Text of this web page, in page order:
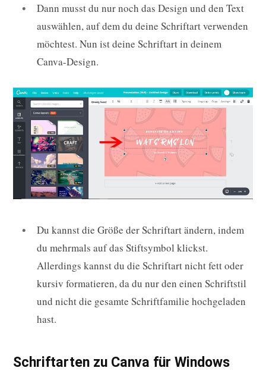
Dann musst du nur noch das Design und den Text
auswählen, auf dem du deine Schriftart verwenden
möchtest. Nun ist deine Schriftart in deinem
Canva-Design.
Du kannst die Größe der Schriftart ändern, indem
du mehrmals auf das Stiftsymbol klickst.
Allerdings kannst du die Schriftart nicht fett oder
kursiv formatieren, da du nur den einen Schriftstil
und nicht die gesamte Schriftfamilie hochgeladen
hast.
Schriftarten zu Canva für Windows